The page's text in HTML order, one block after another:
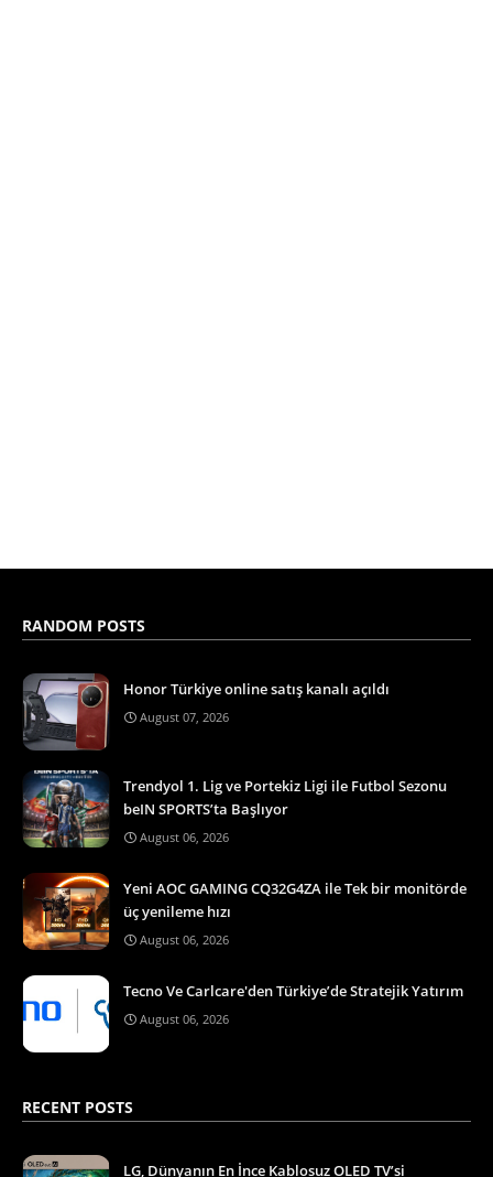
RANDOM POSTS
Honor Türkiye online satış kanalı açıldı
August 07, 2026
Trendyol 1. Lig ve Portekiz Ligi ile Futbol Sezonu
beIN SPORTS’ta Başlıyor
August 06, 2026
Yeni AOC GAMING CQ32G4ZA ile Tek bir monitörde
üç yenileme hızı
August 06, 2026
Tecno Ve Carlcare'den Türkiye’de Stratejik Yatırım
August 06, 2026
RECENT POSTS
LG, Dünyanın En İnce Kablosuz OLED TV’si